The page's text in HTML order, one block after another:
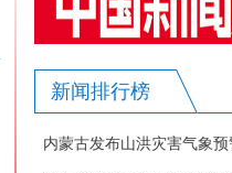
新闻排行榜
内蒙古发布山洪灾害气象